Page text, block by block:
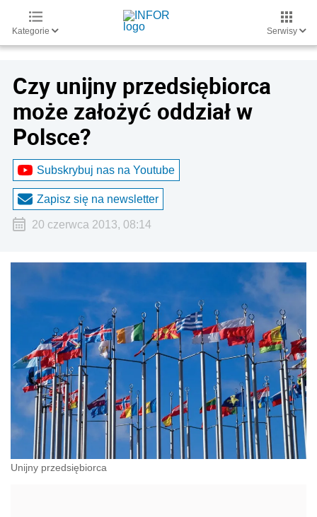
Kategorie Serwisy
Czy unijny przedsiębiorca
może założyć oddział w
Polsce?
Subskrybuj nas na Youtube
Zapisz się na newsletter
20 czerwca 2013, 08:14
Unijny przedsiębiorca